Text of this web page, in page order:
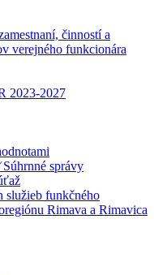
činností a
verejného funkcionára
2023-2027
Súhrnné správy
služieb funkčného
Rimava a Rimavica